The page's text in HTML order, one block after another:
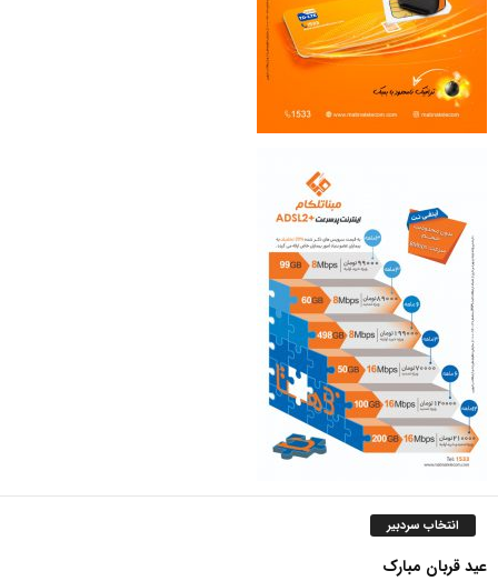
انتخاب سردبیر
عید قربان مبارک